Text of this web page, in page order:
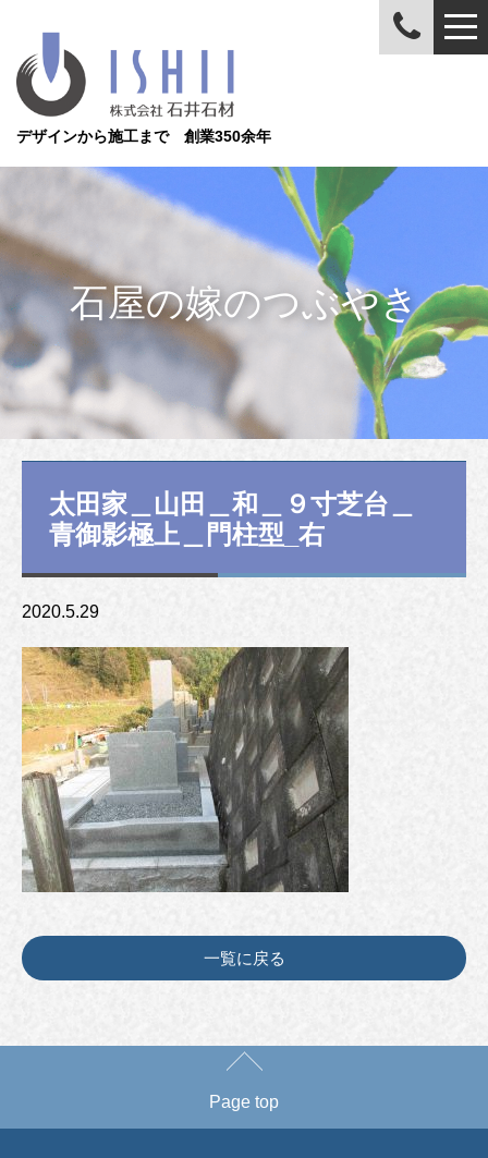
デザインから施工まで 創業350余年
石屋の嫁のつぶやき
太田家＿山田＿和＿９寸芝台＿
青御影極上＿門柱型_右
2020.5.29
一覧に戻る
Page top